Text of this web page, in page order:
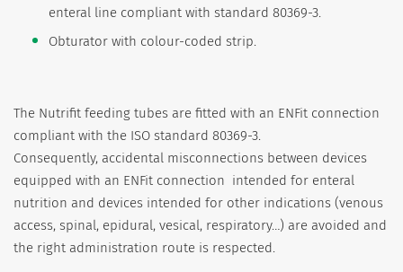
enteral line compliant with standard 80369-3.
Obturator with colour-coded strip.
The Nutrifit feeding tubes are fitted with an ENFit connection
compliant with the ISO standard 80369-3.
Consequently, accidental misconnections between devices
equipped with an ENFit connection intended for enteral
nutrition and devices intended for other indications (venous
access, spinal, epidural, vesical, respiratory…) are avoided and
the right administration route is respected.